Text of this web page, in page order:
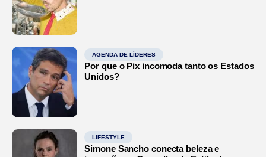
AGENDA DE LÍDERES
Por que o Pix incomoda tanto os Estados
Unidos?
LIFESTYLE
Simone Sancho conecta beleza e